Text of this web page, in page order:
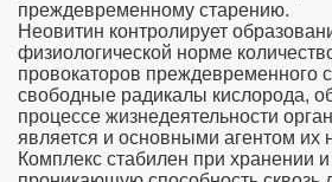
преждевременному старению.
Неовитин контролирует
физиологической норме
провокаторов преждевременного
свободные радикалы кислорода,
процессе жизнедеятельности
является и основными агентом их
Комплекс стабилен при хранении